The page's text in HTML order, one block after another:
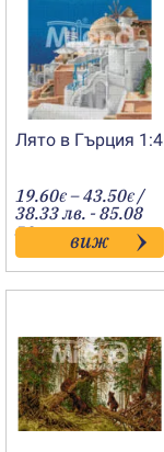
Лято в Гърция 1:4
19.60€ –43.50€Price
/
38.33 лв. - 85.08
лв. виж